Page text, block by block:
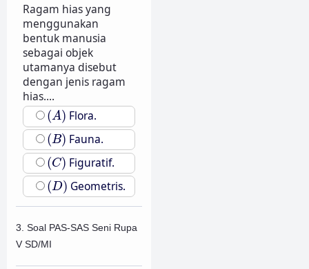
Ragam hias yang
menggunakan
bentuk manusia
sebagai objek
utamanya disebut
dengan jenis ragam
hias....
(A)
(A) Flora.
(B)
(B) Fauna.
(C)
(C) Figuratif.
(D)
(D) Geometris.
3. Soal PAS-SAS Seni Rupa
V SD/MI